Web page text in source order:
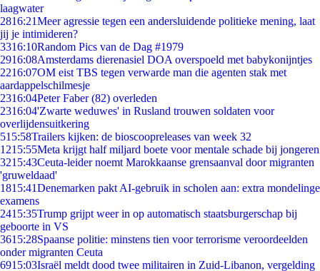
laagwater
2816:21Meer agressie tegen een andersluidende politieke mening, laat
jij je intimideren?
3316:10Random Pics van de Dag #1979
2916:08Amsterdams dierenasiel DOA overspoeld met babykonijntjes
2216:07OM eist TBS tegen verwarde man die agenten stak met
aardappelschilmesje
2316:04Peter Faber (82) overleden
2316:04'Zwarte weduwes' in Rusland trouwen soldaten voor
overlijdensuitkering
515:58Trailers kijken: de bioscoopreleases van week 32
1215:55Meta krijgt half miljard boete voor mentale schade bij jongeren
3215:43Ceuta-leider noemt Marokkaanse grensaanval door migranten
'gruweldaad'
1815:41Denemarken pakt AI-gebruik in scholen aan: extra mondelinge
examens
2415:35Trump grijpt weer in op automatisch staatsburgerschap bij
geboorte in VS
3615:28Spaanse politie: minstens tien voor terrorisme veroordeelden
onder migranten Ceuta
6915:03Israël meldt dood twee militairen in Zuid-Libanon, vergelding